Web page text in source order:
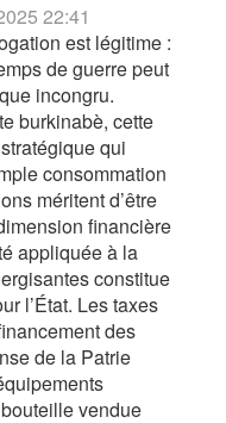
22:41
est légitime :
de guerre peut
incongru.
burkinabè, cette
qui
consommation
méritent d’être
financière
appliquée à la
constitue
l’État. Les taxes
des
de la Patrie
vendue